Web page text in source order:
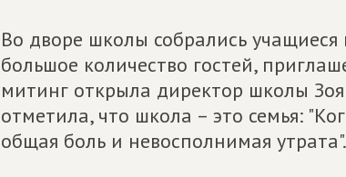
Во дворе школы собрались учащиеся
большое количество гостей,
митинг открыла директор школы
отметила, что школа – это семья:
общая боль и невосполнимая утрата".